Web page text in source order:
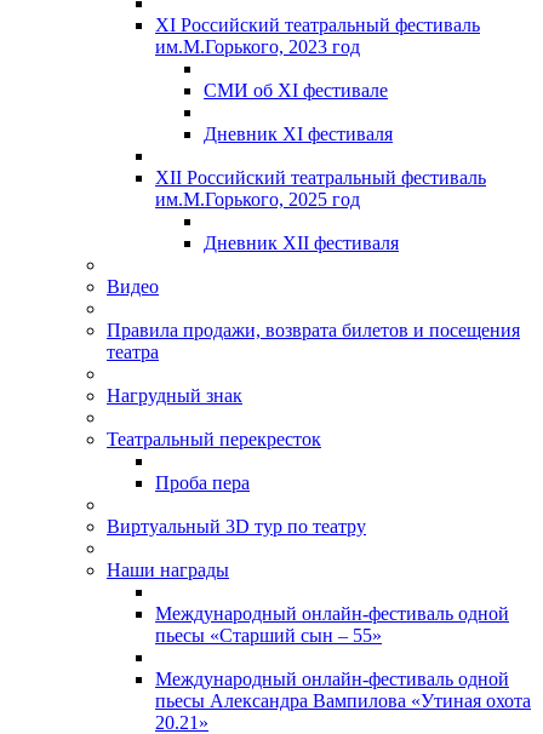
XI Российский театральный фестиваль
им.М.Горького, 2023 год
СМИ об XI фестивале
Дневник XI фестиваля
XII Российский театральный фестиваль
им.М.Горького, 2025 год
Дневник XII фестиваля
Видео
Правила продажи, возврата билетов и посещения
театра
Нагрудный знак
Театральный перекресток
Проба пера
Виртуальный 3D тур по театру
Наши награды
Международный онлайн-фестиваль одной
пьесы «Старший сын – 55»
Международный онлайн-фестиваль одной
пьесы Александра Вампилова «Утиная охота
20.21»